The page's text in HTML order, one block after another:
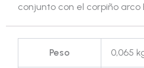
conjunto con el corpiño arco
Peso 0,065